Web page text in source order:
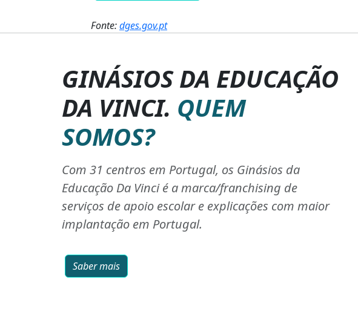
Fonte:dges.gov.pt
GINÁSIOS DA EDUCAÇÃO
DA VINCI. QUEM
SOMOS?
Com 31 centros em Portugal, os Ginásios da
Educação Da Vinci é a marca/franchising de
serviços de apoio escolar e explicações com maior
implantação em Portugal.
Saber mais